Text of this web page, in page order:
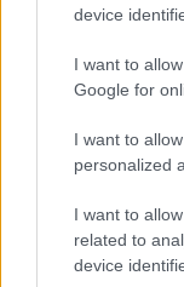
device
I want to
Google for
I want to
personalized
I want to
related to
device
Για την πρόκριση
Νεάνιδες απόψε
Ειδικό